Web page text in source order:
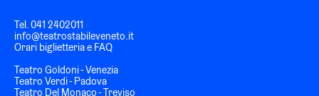
Tel.041 2402011
info@teatrostabileveneto.it
Orari biglietteria e FAQ
Teatro Goldoni - Venezia
Teatro Verdi - Padova
Teatro Del Monaco - Treviso